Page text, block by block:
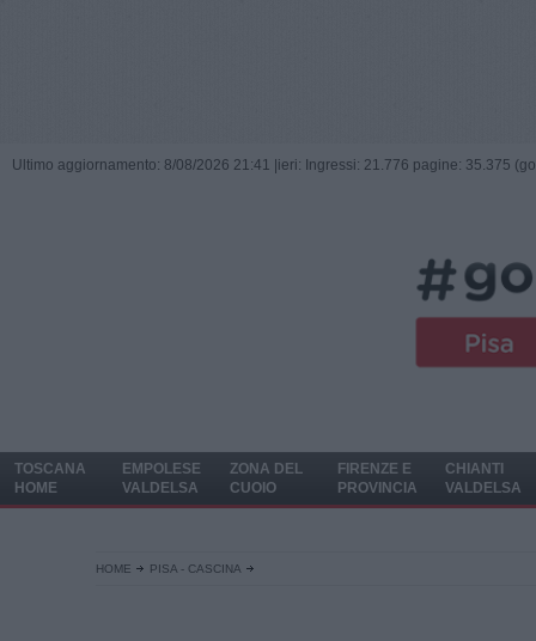
Ultimo aggiornamento: 8/08/2026 21:41 | ieri: Ingressi: 21.776 pagine: 35.375
TOSCANA
HOME
EMPOLESE
VALDELSA
ZONA DEL
CUOIO
FIRENZE E
PROVINCIA
CHIANTI
VALDELSA
HOME PISA - CASCINA